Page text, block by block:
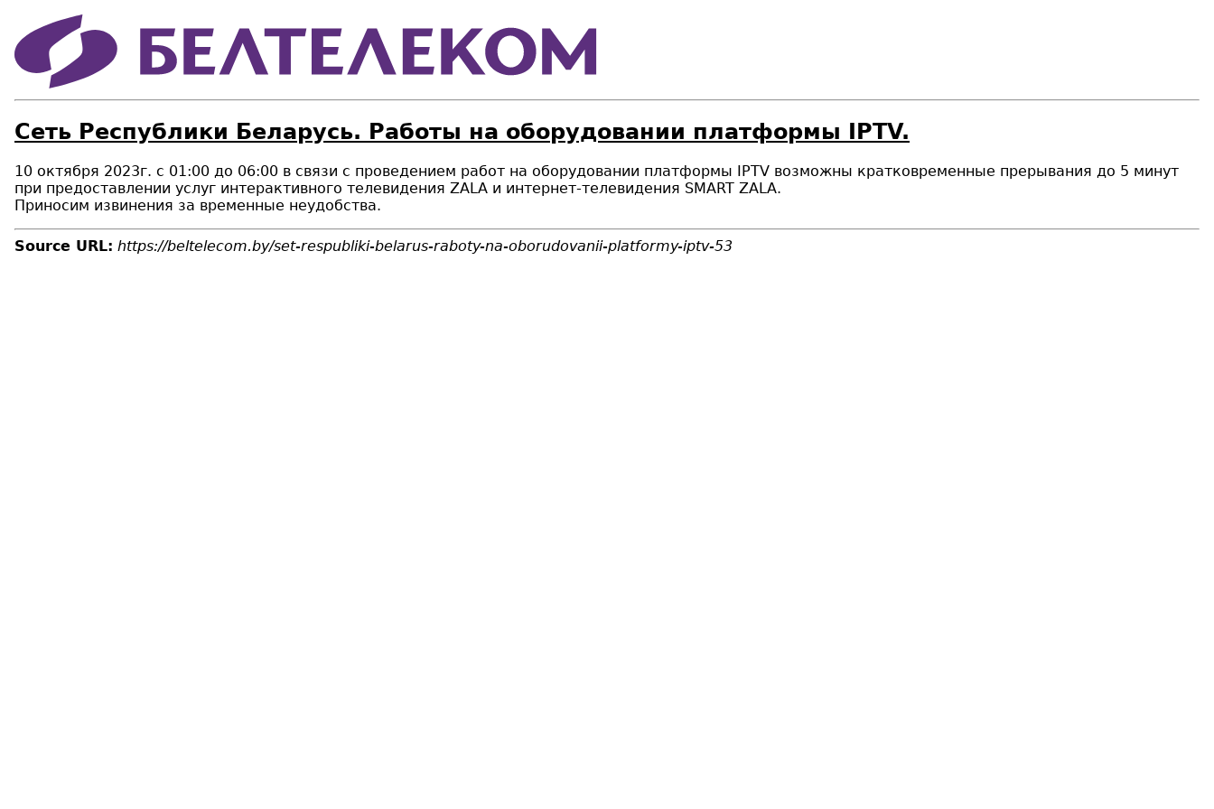
Сеть Республики Беларусь. Работы на оборудовании платформы IPTV.
10 октября 2023г. с 01:00 до 06:00 в связи с проведением работ на оборудовании платформы IPTV возможны кратковременные прерывания до 5 минут
при предоставлении услуг интерактивного телевидения ZALA и интернет-телевидения SMART ZALA.
Приносим извинения за временные неудобства.
Source URL: https://beltelecom.by/set-respubliki-belarus-raboty-na-oborudovanii-platformy-iptv-53